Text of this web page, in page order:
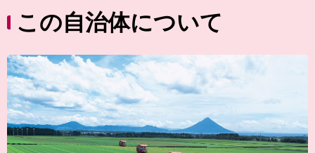
この自治体について